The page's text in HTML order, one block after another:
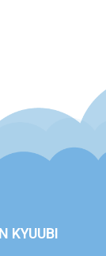
KYUUBI